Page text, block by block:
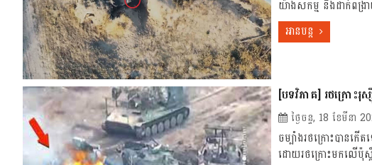
យ៉ាងសកម្ម និងដាក់ពង្រ
អានបន្ត
[បទវិភាគ] រថក្រោះ​រុ
ថ្ងៃចន្ទ, 18 ខែមីនា
ចម្បាំងរថក្រោះបានកើ
ដោយរថក្រោះ​មកលើប៉ុស្